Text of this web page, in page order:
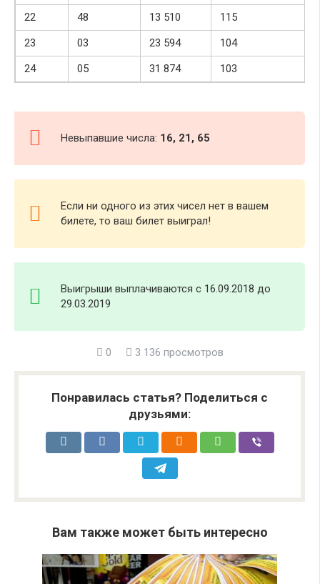
22 48 13 510
115
23
03 23 594
104
24
05 31 874 103
Невыпавшие числа: 16, 21, 65
Если ни одного из этих чисел нет в вашем
билете, то ваш билет выиграл!
Выигрыши выплачиваются с 16.09.2018 до
29.03.2019
0 3 136 просмотров
Понравилась статья? Поделиться с
друзьями:
Вам также может быть интересно